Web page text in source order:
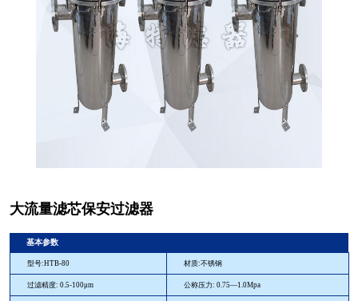
大流量滤芯保安过滤器
基本参数
型号:HTB-80 材质:不锈钢
过滤精度: 0.5-100μm 公称压力: 0.75—1.0Mpa